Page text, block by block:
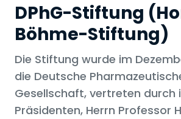
DPhG-Stiftung
Böhme-Stiftung)
Die Stiftung wurde im
die Deutsche
Gesellschaft, vertreten durch
Präsidenten, Herrn Professor